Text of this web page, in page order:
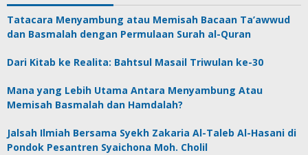
Tatacara Menyambung atau Memisah Bacaan Ta’awwud
dan Basmalah dengan Permulaan Surah al-Quran
Dari Kitab ke Realita: Bahtsul Masail Triwulan ke-30
Mana yang Lebih Utama Antara Menyambung Atau
Memisah Basmalah dan Hamdalah?
Jalsah Ilmiah Bersama Syekh Zakaria Al-Taleb Al-Hasani di
Pondok Pesantren Syaichona Moh. Cholil